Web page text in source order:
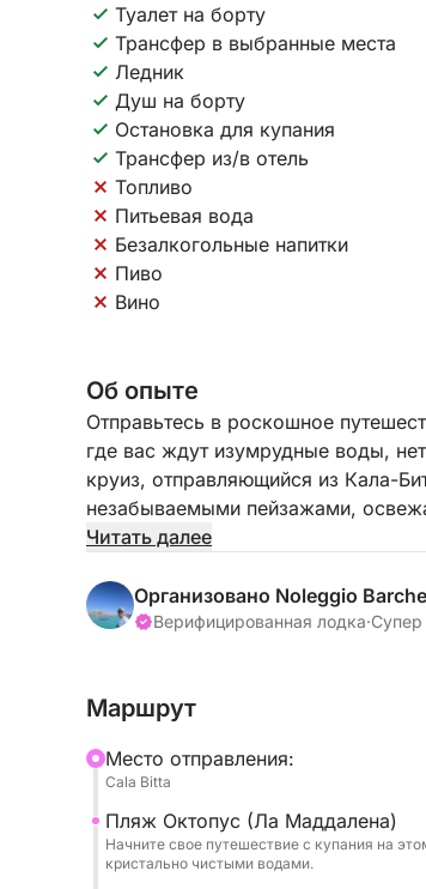
Туалет на борту
Трансфер в выбранные места
Ледник
Душ на борту
Остановка для купания
Трансфер из/в отель
Топливо
Питьевая вода
Безалкогольные напитки
Пиво
Вино
Об опыте
Отправьтесь в роскошное
где вас ждут изумрудные воды,
круиз, отправляющийся из Кала-
незабываемыми пейзажами,
Идеально подходящий для
Благодаря сочетанию
кусочек сардинского рая,
Маддалена
Буделли, Санта-Мария, Раццоли
Читать далее
Организовано Noleggio
Верифицированная лодка·Супер
Маршрут
Mесто отправления:
Cala Bitta
Пляж Октопус (Ла Маддалена)
Начните свое путешествие с купания на
кристально чистыми водами.